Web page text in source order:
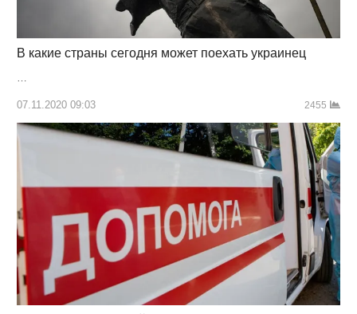
В какие страны сегодня может поехать украинец
07.11.2020 09:03 2455